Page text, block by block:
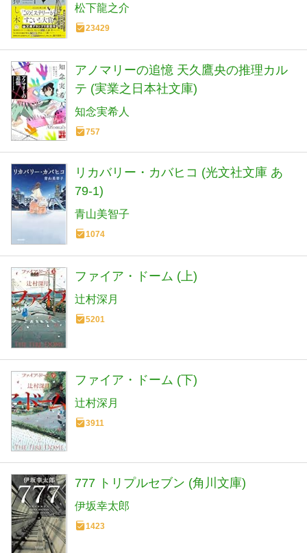
松下龍之介
23429
アノマリーの追憶 天久鷹央の推理カル
テ (実業之日本社文庫)
知念実希人
757
リカバリー・カバヒコ (光文社文庫 あ
79-1)
青山美智子
1074
ファイア・ドーム (上)
辻村深月
5201
ファイア・ドーム (下)
辻村深月
3911
777 トリプルセブン (角川文庫)
伊坂幸太郎
1423